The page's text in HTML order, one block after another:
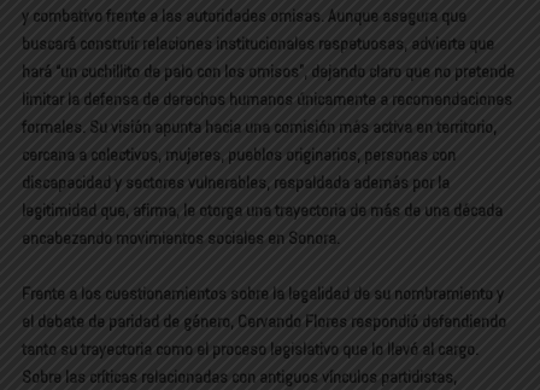
y combativo frente a las autoridades omisas. Aunque asegura que
buscará construir relaciones institucionales respetuosas, advierte que
hará “un cuchillito de palo con los omisos”, dejando claro que no pretende
limitar la defensa de derechos humanos únicamente a recomendaciones
formales. Su visión apunta hacia una comisión más activa en territorio,
cercana a colectivos, mujeres, pueblos originarios, personas con
discapacidad y sectores vulnerables, respaldada además por la
legitimidad que, afirma, le otorga una trayectoria de más de una década
encabezando movimientos sociales en Sonora.
Frente a los cuestionamientos sobre la legalidad de su nombramiento y
el debate de paridad de género, Cervando Flores respondió defendiendo
tanto su trayectoria como el proceso legislativo que lo llevó al cargo.
Sobre las críticas relacionadas con antiguos vínculos partidistas,